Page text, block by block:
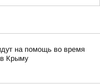
на помощь во время
Крыму